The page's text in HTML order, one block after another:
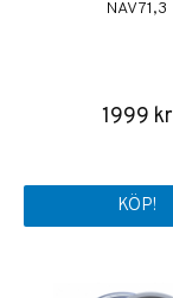
NAV 71,3
1999 kr
KÖP!